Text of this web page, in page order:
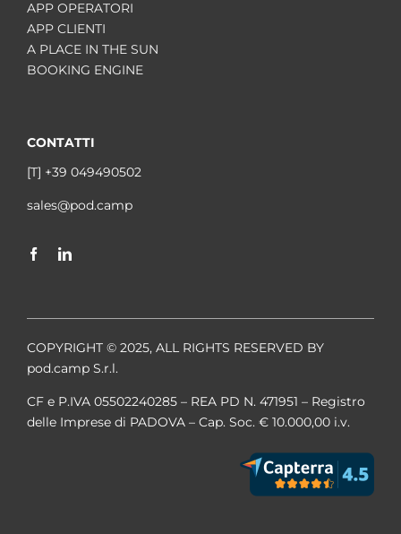
APP OPERATORI
APP CLIENTI
A PLACE IN THE SUN
BOOKING ENGINE
CONTATTI
[T] +39 049490502
sales@pod.camp
COPYRIGHT © 2025, ALL RIGHTS RESERVED BY
pod.camp S.r.l.
CF e P.IVA 05502240285 – REA PD N. 471951 – Registro
delle Imprese di PADOVA – Cap. Soc. € 10.000,00 i.v.